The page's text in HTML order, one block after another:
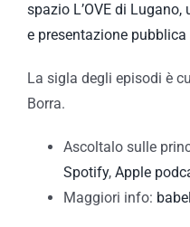
spazio L’OVE di
e presentazione
La sigla degli episodi è
Borra.
Ascoltalo sulle
Spotify, Apple
Maggiori info: